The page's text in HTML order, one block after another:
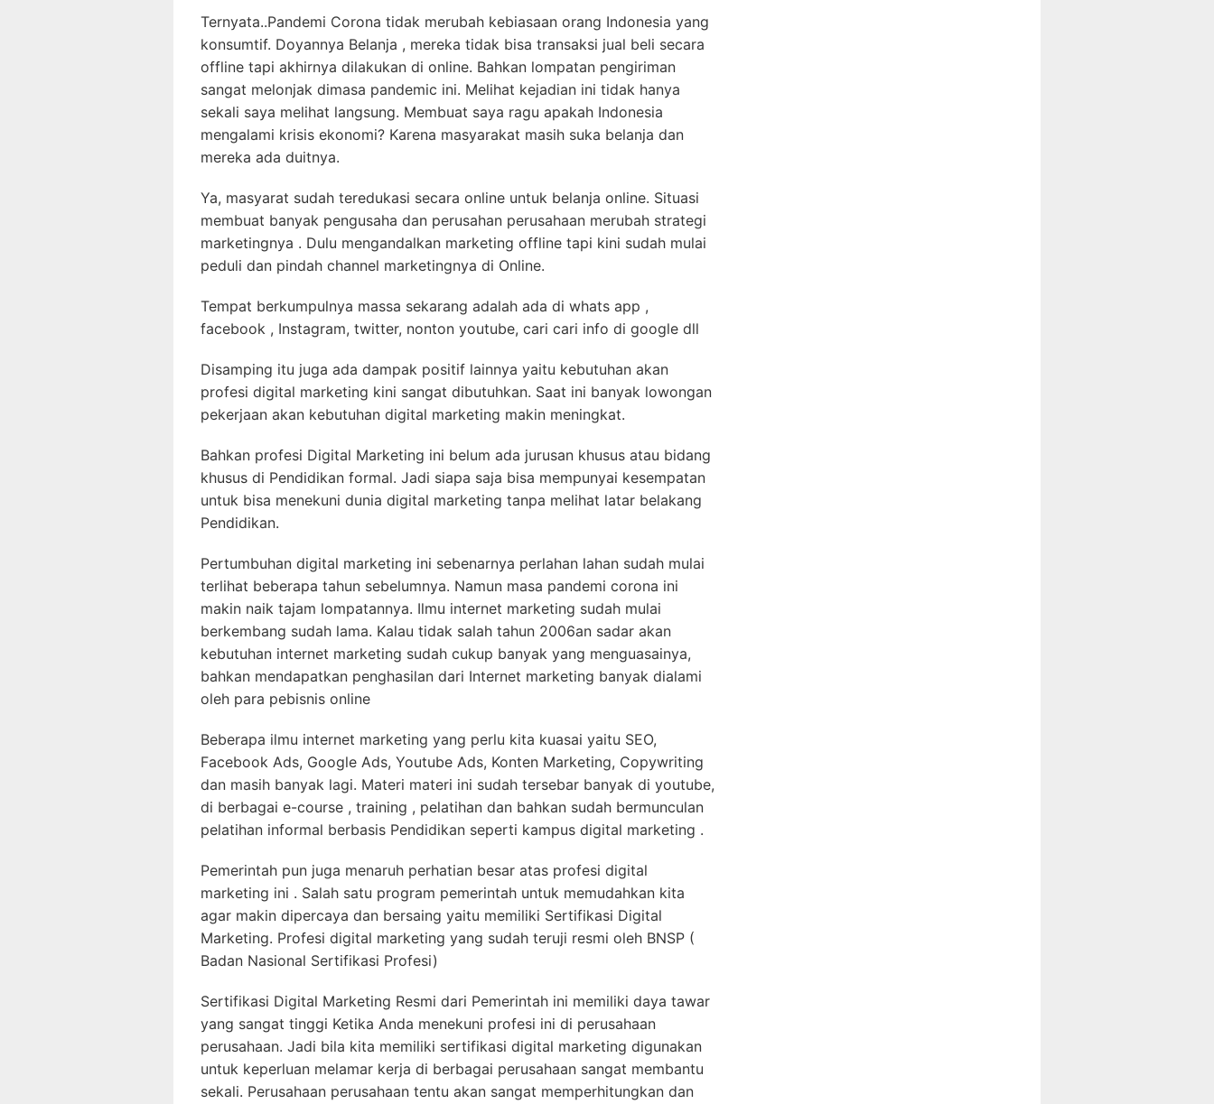
Ternyata..Pandemi Corona tidak merubah kebiasaan orang Indonesia yang
konsumtif. Doyannya Belanja , mereka tidak bisa transaksi jual beli secara
offline tapi akhirnya dilakukan di online. Bahkan lompatan pengiriman
sangat melonjak dimasa pandemic ini. Melihat kejadian ini tidak hanya
sekali saya melihat langsung. Membuat saya ragu apakah Indonesia
mengalami krisis ekonomi? Karena masyarakat masih suka belanja dan
mereka ada duitnya.
Ya, masyarat sudah teredukasi secara online untuk belanja online. Situasi
membuat banyak pengusaha dan perusahan perusahaan merubah strategi
marketingnya . Dulu mengandalkan marketing offline tapi kini sudah mulai
peduli dan pindah channel marketingnya di Online.
Tempat berkumpulnya massa sekarang adalah ada di whats app ,
facebook , Instagram, twitter, nonton youtube, cari cari info di google dll
Disamping itu juga ada dampak positif lainnya yaitu kebutuhan akan
profesi digital marketing kini sangat dibutuhkan. Saat ini banyak lowongan
pekerjaan akan kebutuhan digital marketing makin meningkat.
Bahkan profesi Digital Marketing ini belum ada jurusan khusus atau bidang
khusus di Pendidikan formal. Jadi siapa saja bisa mempunyai kesempatan
untuk bisa menekuni dunia digital marketing tanpa melihat latar belakang
Pendidikan.
Pertumbuhan digital marketing ini sebenarnya perlahan lahan sudah mulai
terlihat beberapa tahun sebelumnya. Namun masa pandemi corona ini
makin naik tajam lompatannya. Ilmu internet marketing sudah mulai
berkembang sudah lama. Kalau tidak salah tahun 2006an sadar akan
kebutuhan internet marketing sudah cukup banyak yang menguasainya,
bahkan mendapatkan penghasilan dari Internet marketing banyak dialami
oleh para pebisnis online
Beberapa ilmu internet marketing yang perlu kita kuasai yaitu SEO,
Facebook Ads, Google Ads, Youtube Ads, Konten Marketing, Copywriting
dan masih banyak lagi. Materi materi ini sudah tersebar banyak di youtube,
di berbagai e-course , training , pelatihan dan bahkan sudah bermunculan
pelatihan informal berbasis Pendidikan seperti kampus digital marketing .
Pemerintah pun juga menaruh perhatian besar atas profesi digital
marketing ini . Salah satu program pemerintah untuk memudahkan kita
agar makin dipercaya dan bersaing yaitu memiliki Sertifikasi Digital
Marketing. Profesi digital marketing yang sudah teruji resmi oleh BNSP (
Badan Nasional Sertifikasi Profesi)
Sertifikasi Digital Marketing Resmi dari Pemerintah ini memiliki daya tawar
yang sangat tinggi Ketika Anda menekuni profesi ini di perusahaan
perusahaan. Jadi bila kita memiliki sertifikasi digital marketing digunakan
untuk keperluan melamar kerja di berbagai perusahaan sangat membantu
sekali. Perusahaan perusahaan tentu akan sangat memperhitungkan dan